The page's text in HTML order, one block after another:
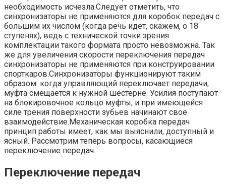
необходимость исчезла.Следует отметить, что
синхронизаторы не применяются для коробок передач с
большим их числом (когда речь идет, скажем, о 18
ступенях), ведь с технической точки зрения
комплектации такого формата просто невозможна. Так
же для увеличения скорости переключения передач
синхронизаторы не применяются при конструировании
спорткаров.Синхронизаторы функционируют таким
образом: когда управляющий переключает передачи,
муфта смещается к нужной шестерне. Усилия поступают
на блокировочное кольцо муфты, и при имеющейся
силе трения поверхности зубьев начинают своё
взаимодействие.Механическая коробка передач
принцип работы имеет, как мы выяснили, доступный и
ясный. Рассмотрим теперь вопросы, касающиеся
переключение передач.
Переключение передач